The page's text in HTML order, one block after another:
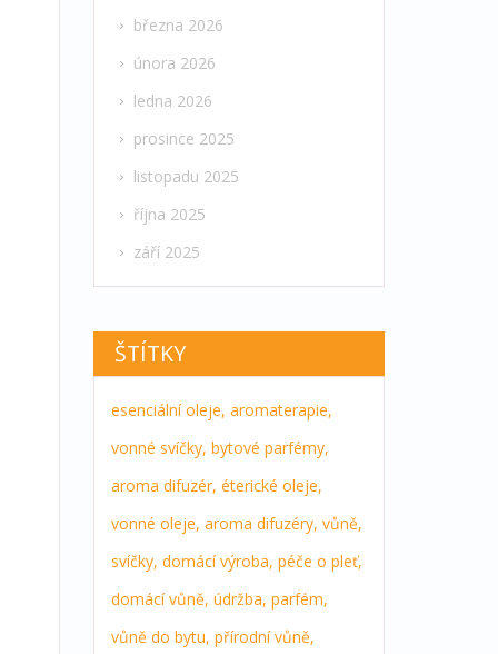
března 2026
února 2026
ledna 2026
prosince 2025
listopadu 2025
října 2025
září 2025
ŠTÍTKY
esenciální oleje, aromaterapie,
vonné svíčky, bytové parfémy,
aroma difuzér, éterické oleje,
vonné oleje, aroma difuzéry, vůně,
svíčky, domácí výroba, péče o pleť,
domácí vůně, údržba, parfém,
vůně do bytu, přírodní vůně,